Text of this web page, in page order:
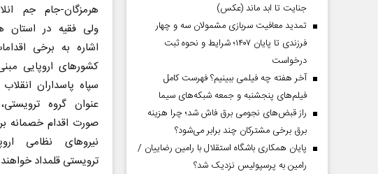
هرمزگان-جام جم
ولی فقیه در استان
اشاره به برخی
کشورهای اروپایی
سپاه پاسداران
عنوان گروه
صورت اقدام خصمانه بر
نیروهای نظامی
ترویستی قلمداد
جنایت تا ابد ماند (عکس)
تمدید معافیت سربازی مشمولان سه و چهار
فرزندی تا پایان ۱۴۰۷؛ شرایط و نحوه ثبت
درخواست
آخر هفته چه فیلمی ببینیم؟ فهرست کامل
فیلم‌های پنجشنبه و جمعه شبکه‌های سیما
راز قبض‌های نجومی برق فاش شد؛ چرا هزینه
برق برخی مشترکان چند برابر می‌شود؟
پایان همکاری باشگاه استقلال با رامین رضاییان /
رامین به پرسپولیس نزدیک شد؟